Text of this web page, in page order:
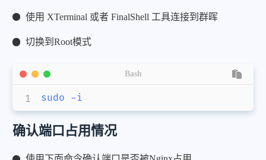
使用 XTerminal 或者 FinalShell 工具连接到群晖
切换到Root模式
sudo -i
Bash
确认端口占用情况